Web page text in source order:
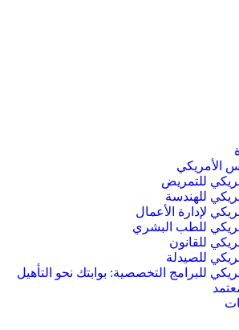
الأمريكي
للتمريض
للهندسة
لإدارة الأعمال
للطب البشري
للقانون
للصيدلة
للبرامج التخصصية: بوابتك نحو التأهيل